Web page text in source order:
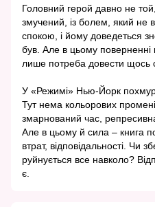
Головний герой давно не
змучений, із болем, який не
спокою, і йому доведеться
був. Але в цьому поверненні
лише потреба довести щось
У «Режимі» Нью-Йорк
Тут нема кольорових
змарнований час,
Але в цьому й сила – книга
втрат, відповідальності. Чи
руйнується все навколо?
є.